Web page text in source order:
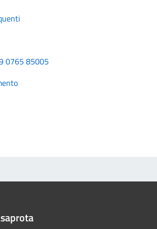
0765 85005